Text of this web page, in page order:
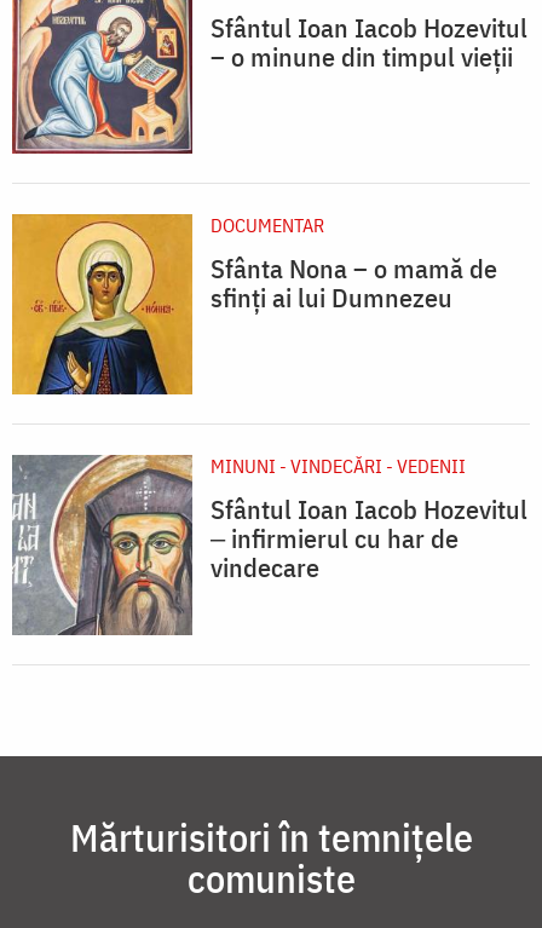
Sfântul Ioan Iacob Hozevitul
– o minune din timpul vieții
DOCUMENTAR
Sfânta Nona – o mamă de
sfinți ai lui Dumnezeu
MINUNI - VINDECĂRI - VEDENII
Sfântul Ioan Iacob Hozevitul
‒ infirmierul cu har de
vindecare
Mărturisitori în temnițele
comuniste